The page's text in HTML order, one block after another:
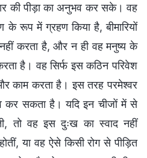
की पीड़ा का अनुभव कर सके। वह
रूप में ग्रहण किया है, बीमारियों
करता है, और न ही वह मनुष्य के
है। वह सिर्फ इस कठिन परिवेश
काम करता है। इस तरह परमेश्वर
कर सकता है। यदि इन चीजों में से
तो वह इस दुःख का स्वाद नहीं
या वह ऐसे किसी रोग से पीड़ित